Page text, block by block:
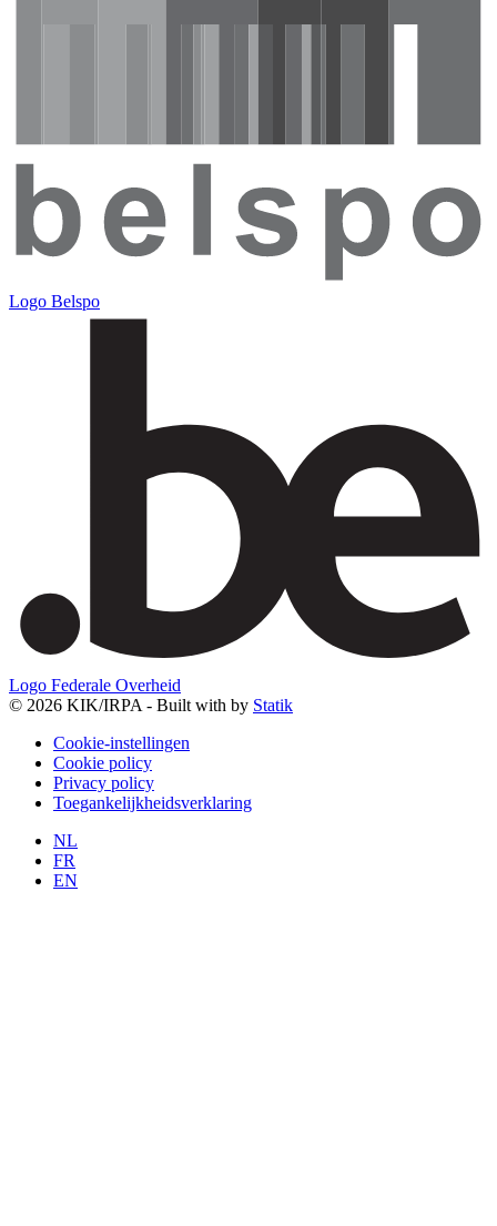
Logo Belspo
Logo Federale Overheid
© 2026 KIK/IRPA - Built with by Statik
Cookie-instellingen
Cookie policy
Privacy policy
Toegankelijkheidsverklaring
NL
FR
EN